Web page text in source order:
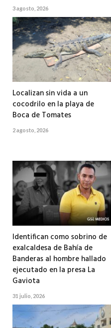
3 agosto, 2026
Localizan sin vida a un
cocodrilo en la playa de
Boca de Tomates
2 agosto, 2026
Identifican como sobrino de
exalcaldesa de Bahía de
Banderas al hombre hallado
ejecutado en la presa La
Gaviota
31 julio, 2026